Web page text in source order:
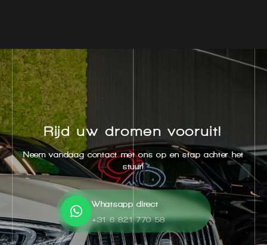
Rijd uw dromen vooruit!
Neem vandaag contact met ons op en stap achter het
stuur!
Whatsapp direct
+31 6 821 770 58